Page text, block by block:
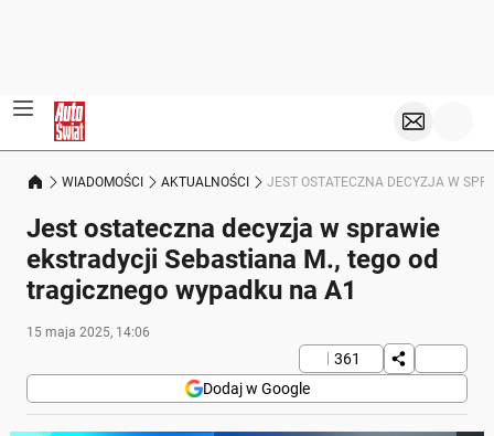
WIADOMOŚCI AKTUALNOŚCI JEST OSTATECZNA DECYZJA W
Jest ostateczna decyzja w sprawie
ekstradycji Sebastiana M., tego od
tragicznego wypadku na A1
15 maja 2025, 14:06
361
Dodaj w Google